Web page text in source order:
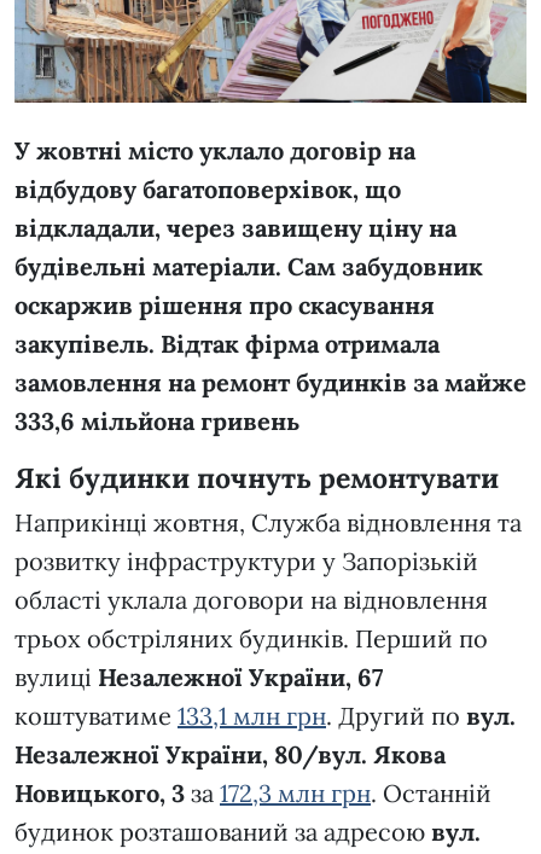
У жовтні місто уклало договір на
відбудову багатоповерхівок, що
відкладали, через завищену ціну на
будівельні матеріали. Сам забудовник
оскаржив рішення про скасування
закупівель. Відтак фірма отримала
замовлення на ремонт будинків за майже
333,6 мільйона гривень
Які будинки почнуть ремонтувати
Наприкінці жовтня, Служба відновлення та
розвитку інфраструктури у Запорізькій
області уклала договори на відновлення
трьох обстріляних будинків. Перший по
вулиці Незалежної України, 67
коштуватиме 133,1 млн грн. Другий по вул.
Незалежної України, 80/вул. Якова
Новицького, 3 за 172,3 млн грн. Останній
будинок розташований за адресою вул.